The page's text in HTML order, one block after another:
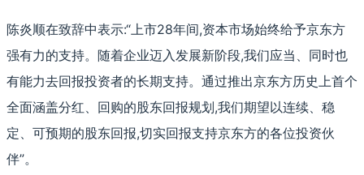
陈炎顺在致辞中表示:“上市28年间,资本市场始终给予京东方
强有力的支持。随着企业迈入发展新阶段,我们应当、同时也
有能力去回报投资者的长期支持。通过推出京东方历史上首个
全面涵盖分红、回购的股东回报规划,我们期望以连续、稳
定、可预期的股东回报,切实回报支持京东方的各位投资伙
伴”。